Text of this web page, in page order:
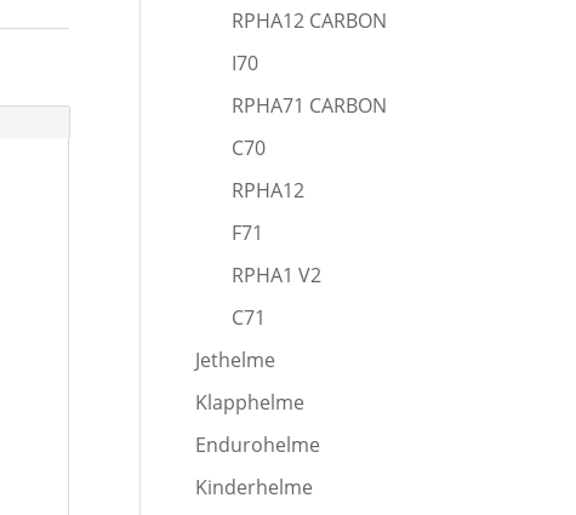
RPHA12 CARBON
I70
RPHA71 CARBON
C70
RPHA12
F71
RPHA1 V2
C71
Jethelme
Klapphelme
Endurohelme
Kinderhelme